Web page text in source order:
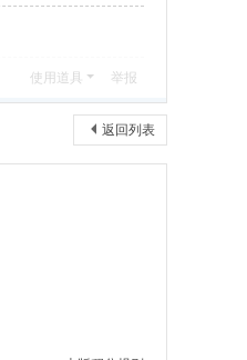
使用道具 举报
返回列表